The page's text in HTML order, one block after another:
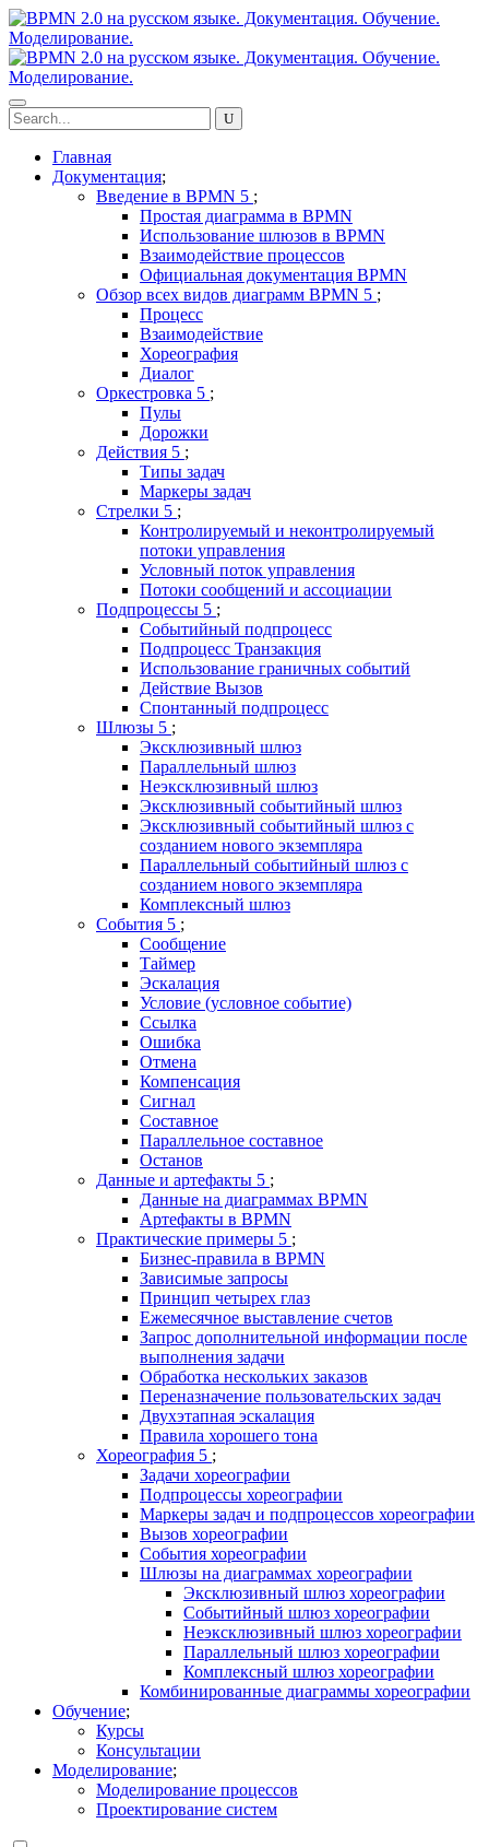
Главная
Документация
Введение в BPMN
Простая диаграмма в BPMN
Использование шлюзов в BPMN
Взаимодействие процессов
Официальная документация BPMN
Обзор всех видов диаграмм BPMN
Процесс
Взаимодействие
Хореография
Диалог
Оркестровка
Пулы
Дорожки
Действия
Типы задач
Маркеры задач
Стрелки
Контролируемый и неконтролируемый
потоки управления
Условный поток управления
Потоки сообщений и ассоциации
Подпроцессы
Событийный подпроцесс
Подпроцесс Транзакция
Использование граничных событий
Действие Вызов
Спонтанный подпроцесс
Шлюзы
Эксклюзивный шлюз
Параллельный шлюз
Неэксклюзивный шлюз
Эксклюзивный событийный шлюз
Эксклюзивный событийный шлюз с
созданием нового экземпляра
Параллельный событийный шлюз с
созданием нового экземпляра
Комплексный шлюз
События
Сообщение
Таймер
Эскалация
Условие (условное событие)
Ссылка
Ошибка
Отмена
Компенсация
Сигнал
Составное
Параллельное составное
Останов
Данные и артефакты
Данные на диаграммах BPMN
Артефакты в BPMN
Практические примеры
Бизнес-правила в BPMN
Зависимые запросы
Принцип четырех глаз
Ежемесячное выставление счетов
Запрос дополнительной информации после
выполнения задачи
Обработка нескольких заказов
Переназначение пользовательских задач
Двухэтапная эскалация
Правила хорошего тона
Хореография
Задачи хореографии
Подпроцессы хореографии
Маркеры задач и подпроцессов хореографии
Вызов хореографии
События хореографии
Шлюзы на диаграммах хореографии
Эксклюзивный шлюз хореографии
Событийный шлюз хореографии
Неэксклюзивный шлюз хореографии
Параллельный шлюз хореографии
Комплексный шлюз хореографии
Комбинированные диаграммы хореографии
Обучение
Курсы
Консультации
Моделирование
Моделирование процессов
Проектирование систем